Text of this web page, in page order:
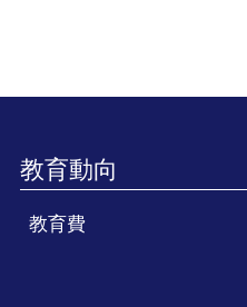
教育動向
教育費